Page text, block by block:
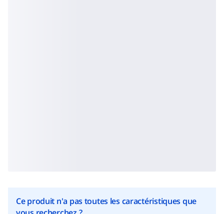
Ce produit n'a pas toutes les caractéristiques que